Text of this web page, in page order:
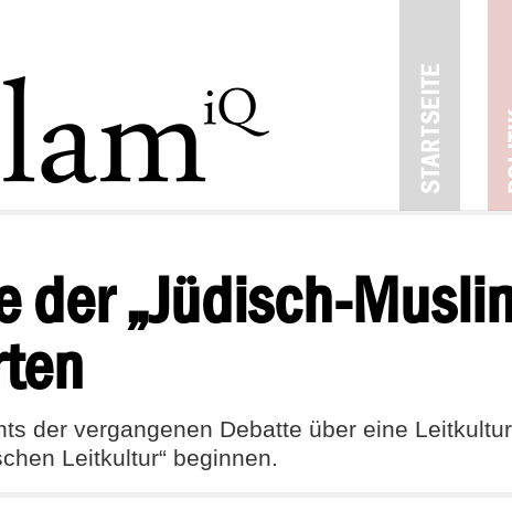
der „Jüdisch-
der vergangenen Debatte über eine
Leitkultur“ beginnen.